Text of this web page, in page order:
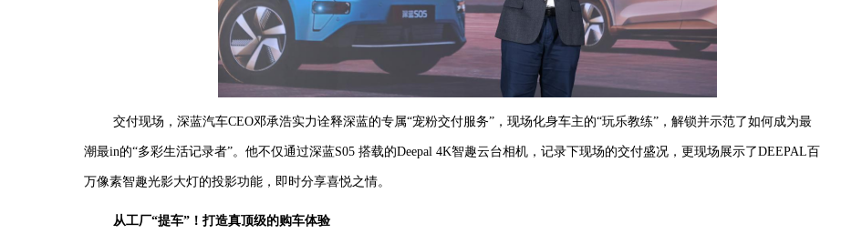
交付现场，深蓝汽车CEO邓承浩实力诠释深蓝的专属“宠粉交付服务”，现场化身车主的“玩乐教练”，解锁并示范了如何成为最
潮最in的“多彩生活记录者”。他不仅通过深蓝S05 搭载的Deepal 4K智趣云台相机， 记录下现场的交付盛况 ，更现场展示了DEEPAL百
万像素智趣光影大灯的投影功能，即时分享喜悦之情。
从工厂“提车” ！ 打造真顶级的购车体验